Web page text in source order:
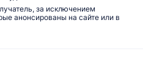
за исключением
анонсированы на сайте или в